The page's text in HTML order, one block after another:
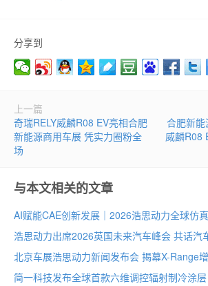
分享到
上一篇
奇瑞RELY威麟R08 EV亮相合肥
新能源商用车展 凭实力圈粉全
场
合肥新
威麟R08
与本文相关的文章
浩思动力出席2026英国未来汽车峰会 共话汽